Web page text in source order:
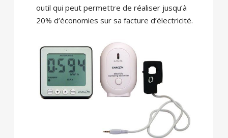
outil qui peut permettre de réaliser jusqu’à
20% d’économies sur sa facture d’électricité.